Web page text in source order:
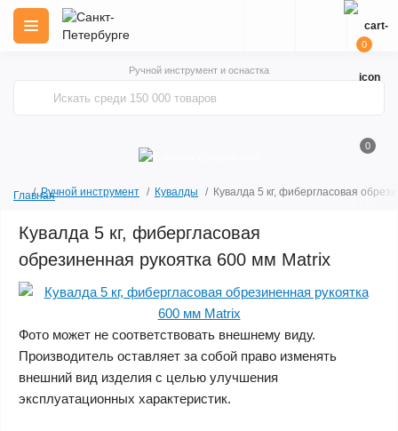
Ручной инструмент и оснастка
0
0
ГлавнаяРучной инструмент Кувалды Кувалда 5 кг, фибергласовая
Кувалда 5 кг, фибергласовая
обрезиненная рукоятка 600 мм Matrix
Фото может не соответствовать внешнему виду.
Производитель оставляет за собой право изменять
внешний вид изделия с целью улучшения
эксплуатационных характеристик.